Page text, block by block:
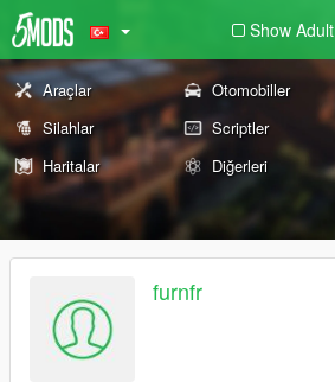
Show Adult
Araçlar Otomobiller
Silahlar
Scriptler
Haritalar
Diğerleri
furnfr